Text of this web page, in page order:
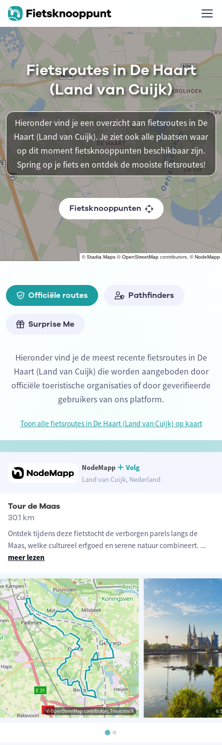
©Stadia Maps ©OpenStreetMap contributors, ©NodeMapp
Fietsroutes in De Haart
(Land van Cuijk)
Hieronder vind je een overzicht aan fietsroutes in De
Haart (Land van Cuijk). Je ziet ook alle plaatsen waar
op dit moment fietsknooppunten beschikbaar zijn.
Spring op je fiets en ontdek de mooiste fietsroutes!
Fietsknooppunten
Officiële routes Pathfinders
Surprise Me
Hieronder vind je de meest recente fietsroutes in De
Haart (Land van Cuijk) die worden aangeboden door
officiële toeristische organisaties of door geverifieerde
gebruikers van ons platform.
Toon alle fietsroutes in De Haart (Land van Cuijk) op kaart
NodeMapp
Volg
Land van Cuijk, Nederland
Tour de Maas
30.1 km
Ontdek tijdens deze fietstocht de verborgen parels langs de
Maas, welke cultureel erfgoed en serene natuur combineert. ...
meer lezen
© OpenStreetMap contributors, Tracestrack ©